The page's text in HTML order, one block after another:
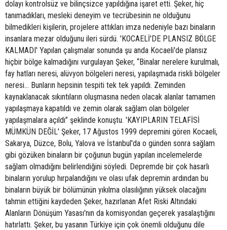
dolayı kontrolsüz ve bilinçsizce yapıldığına işaret etti. Şeker, hiç
tanımadıkları, mesleki deneyim ve tecrübesinin ne olduğunu
bilmedikleri kişilerin, projelere attıkları imza nedeniyle bazı binaların
insanlara mezar olduğunu ileri sürdü. 'KOCAELİ'DE PLANSIZ BÖLGE
KALMADI' Yapılan çalışmalar sonunda şu anda Kocaeli'de plansız
hiçbir bölge kalmadığını vurgulayan Şeker, “Binalar nerelere kurulmalı,
fay hatları neresi, alüvyon bölgeleri neresi, yapılaşmada riskli bölgeler
neresi... Bunların hepsinin tespiti tek tek yapıldı. Zeminden
kaynaklanacak sıkıntıların oluşmasına neden olacak alanlar tamamen
yapılaşmaya kapatıldı ve zemin olarak sağlam olan bölgeler
yapılaşmalara açıldı” şeklinde konuştu. 'KAYIPLARIN TELAFİSİ
MÜMKÜN DEĞİL' Şeker, 17 Ağustos 1999 depremini gören Kocaeli,
Sakarya, Düzce, Bolu, Yalova ve İstanbul'da o günden sonra sağlam
gibi gözüken binaların bir çoğunun bugün yapılan incelemelerde
sağlam olmadığını belirlendiğini söyledi. Depremde bir çok hasarlı
binaların yorulup hırpalandığını ve olası ufak depremin ardından bu
binaların büyük bir bölümünün yıkılma olasılığının yüksek olacağını
tahmin ettiğini kaydeden Şeker, hazırlanan Afet Riski Altındaki
Alanların Dönüşüm Yasası'nın da komisyondan geçerek yasalaştığını
hatırlattı. Şeker, bu yasanın Türkiye için çok önemli olduğunu dile